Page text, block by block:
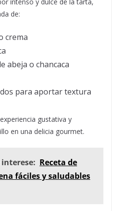
intenso y dulce de la tarta,
de:
crema
abeja o chancaca
para aportar textura
gustativa y
en una delicia gourmet.
Receta de
fáciles y saludables